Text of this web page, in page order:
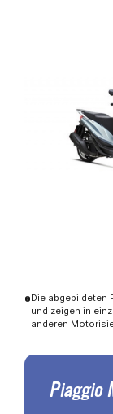
Die abgebildeten
und zeigen in
anderen
Piaggio